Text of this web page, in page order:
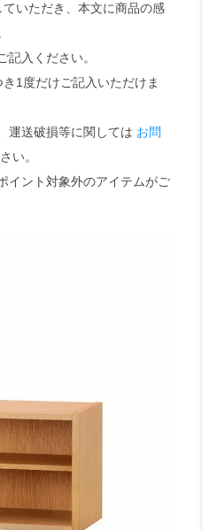
いただき、本文に商品の感
記入ください。
1度だけご記入いただけま
運送破損等に関しては お問
い。
イント対象外のアイテムがご